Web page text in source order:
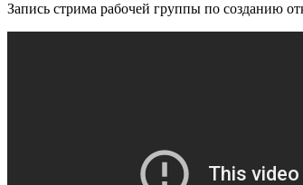
Запись стрима рабочей группы по созданию